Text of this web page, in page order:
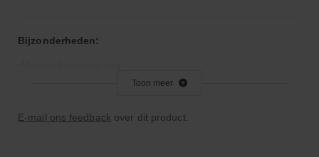
Bijzonderheden:
Toepassingsgebied:
Toon meer
E-mail ons feedback over dit product.